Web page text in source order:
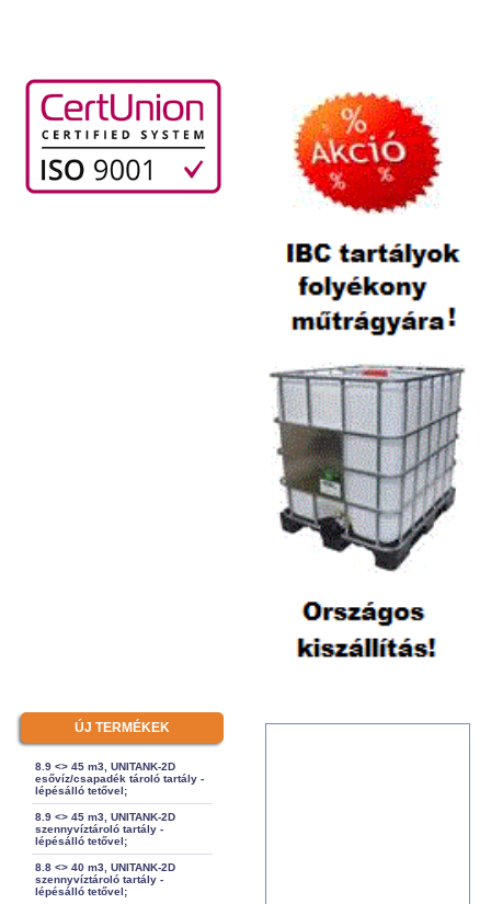
ÚJ TERMÉKEK
8.9 <> 45 m3, UNITANK-2D
esővíz/csapadék tároló tartály -
lépésálló tetővel;
8.9 <> 45 m3, UNITANK-2D
szennyvíztároló tartály -
lépésálló tetővel;
8.8 <> 40 m3, UNITANK-2D
szennyvíztároló tartály -
lépésálló tetővel;